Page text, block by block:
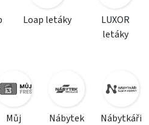
Loap letáky
LUXOR
letáky
Můj
Nábytek
Nábytkáři